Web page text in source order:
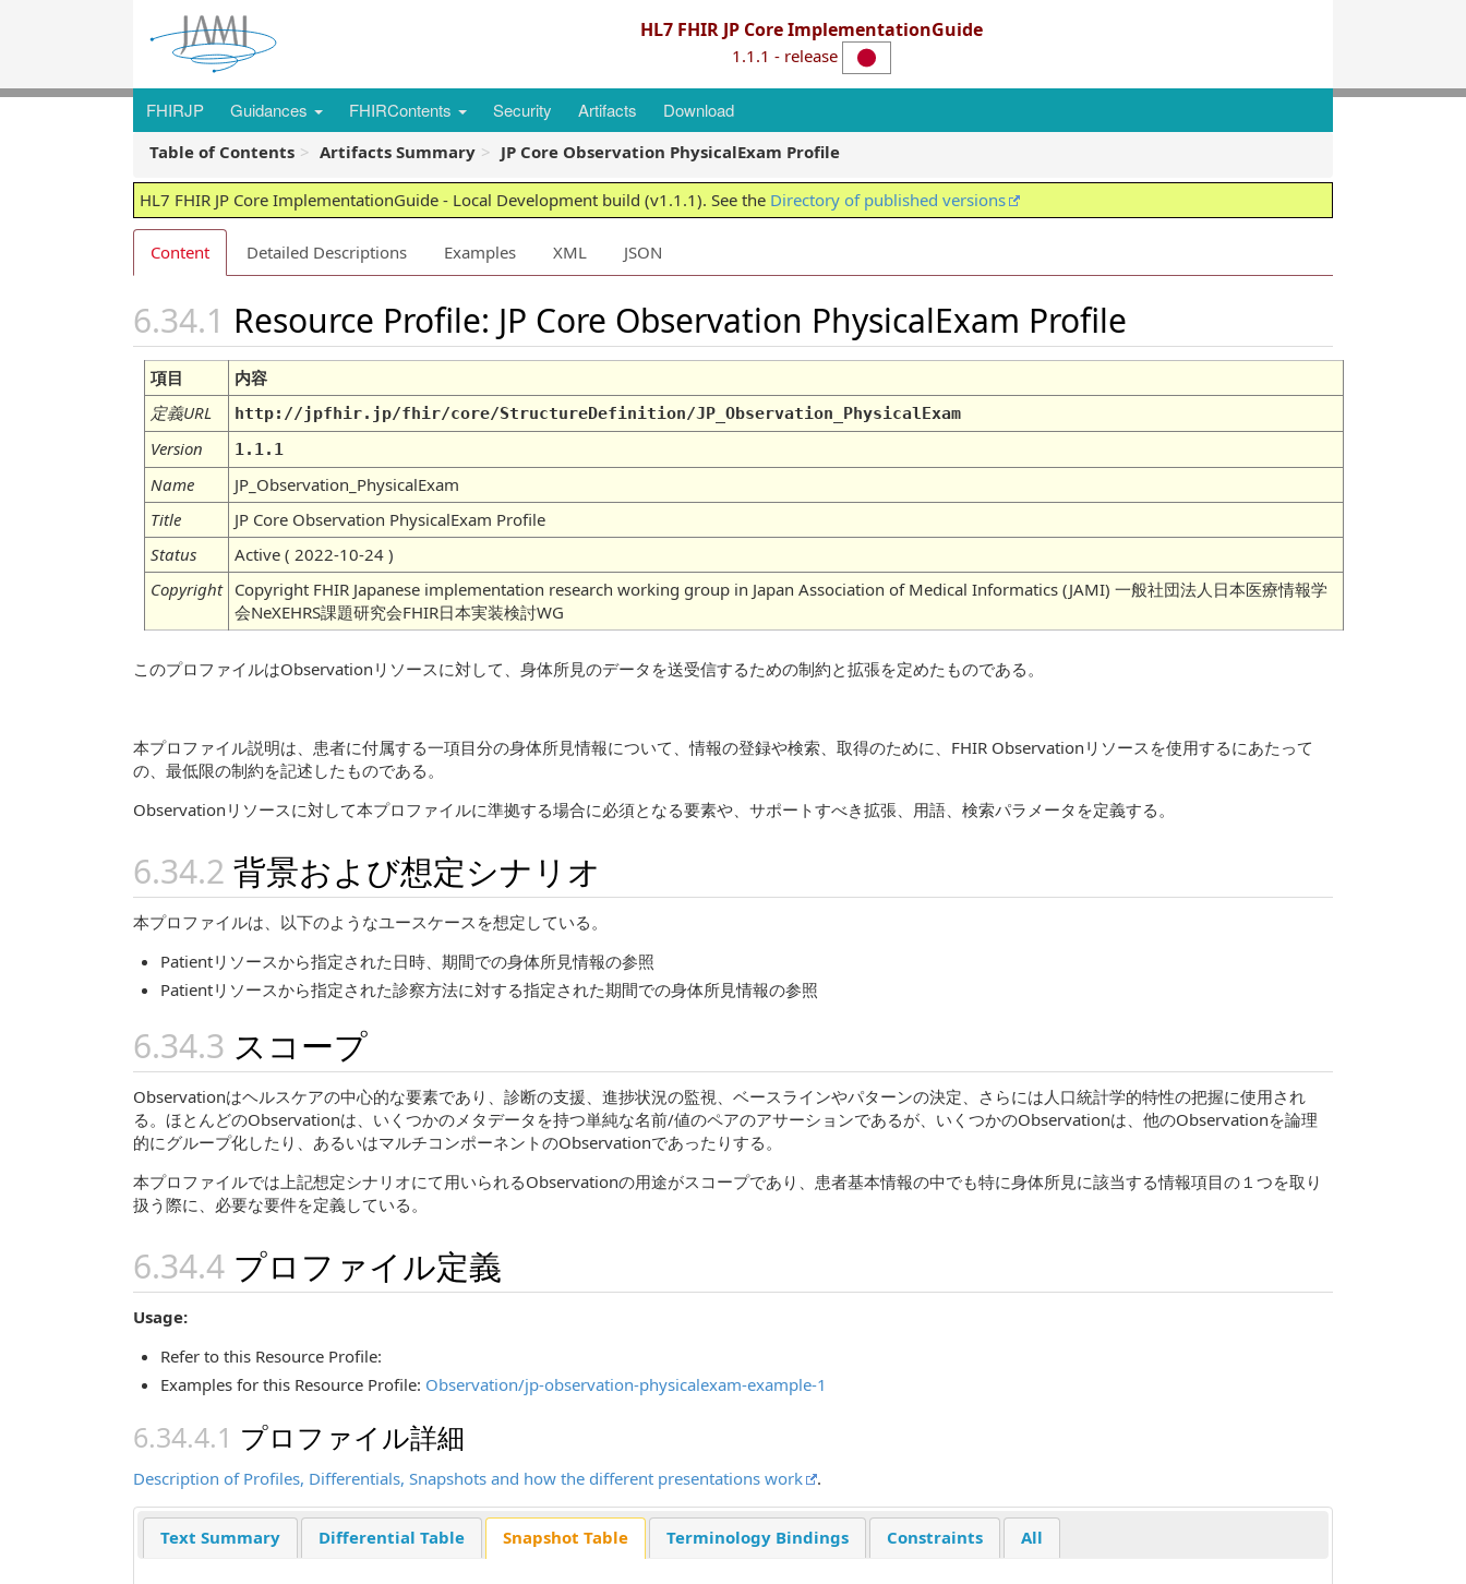
HL7 FHIR JP Core ImplementationGuide
1.1.1 - release
FHIRJP Guidances FHIRContents Security Artifacts Download
Table of Contents Artifacts Summary JP Core Observation PhysicalExam Profile
HL7 FHIR JP Core ImplementationGuide - Local Development build (v1.1.1). See the Directory of published versions
Content Detailed Descriptions Examples XML JSON
Resource Profile: JP Core Observation PhysicalExam Profile
項目
内容
定義URL
http://jpfhir.jp/fhir/core/StructureDefinition/JP_Observation_PhysicalExam
Version 1.1.1
Name
JP_Observation_PhysicalExam
Title
JP Core Observation PhysicalExam Profile
Status
Active ( 2022-10-24 )
Copyright Copyright FHIR Japanese implementation research working group in Japan Association of Medical Informatics (JAMI) 一般社団法人日本医療情報学
会NeXEHRS課題研究会FHIR日本実装検討WG
このプロファイルはObservationリソースに対して、身体所見のデータを送受信するための制約と拡張を定めたものである。
本プロファイル説明は、患者に付属する一項目分の身体所見情報について、情報の登録や検索、取得のために、FHIR Observationリソースを使用するにあたって
の、最低限の制約を記述したものである。
Observationリソースに対して本プロファイルに準拠する場合に必須となる要素や、サポートすべき拡張、用語、検索パラメータを定義する。
背景および想定シナリオ
本プロファイルは、以下のようなユースケースを想定している。
Patientリソースから指定された日時、期間での身体所見情報の参照
Patientリソースから指定された診察方法に対する指定された期間での身体所見情報の参照
スコープ
Observationはヘルスケアの中心的な要素であり、診断の支援、進捗状況の監視、ベースラインやパターンの決定、さらには人口統計学的特性の把握に使用され
る。ほとんどのObservationは、いくつかのメタデータを持つ単純な名前/値のペアのアサーションであるが、いくつかのObservationは、他のObservationを論理
的にグループ化したり、あるいはマルチコンポーネントのObservationであったりする。
本プロファイルでは上記想定シナリオにて用いられるObservationの用途がスコープであり、患者基本情報の中でも特に身体所見に該当する情報項目の１つを取り
扱う際に、必要な要件を定義している。
プロファイル定義
Usage:
Refer to this Resource Profile:
Examples for this Resource Profile: Observation/jp-observation-physicalexam-example-1
プロファイル詳細
Description of Profiles, Differentials, Snapshots and how the different presentations work .
Text Summary Differential Table Snapshot Table Terminology Bindings Constraints All